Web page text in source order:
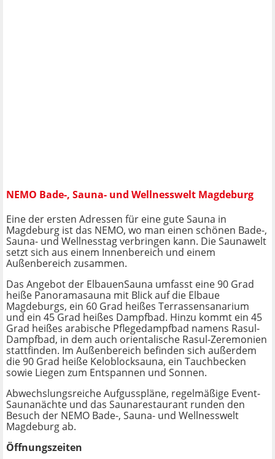
NEMO Bade-, Sauna- und Wellnesswelt Magdeburg
Eine der ersten Adressen für eine gute Sauna in
Magdeburg ist das NEMO, wo man einen schönen Bade-,
Sauna- und Wellnesstag verbringen kann. Die Saunawelt
setzt sich aus einem Innenbereich und einem
Außenbereich zusammen.
Das Angebot der ElbauenSauna umfasst eine 90 Grad
heiße Panoramasauna mit Blick auf die Elbaue
Magdeburgs, ein 60 Grad heißes Terrassensanarium
und ein 45 Grad heißes Dampfbad. Hinzu kommt ein 45
Grad heißes arabische Pflegedampfbad namens Rasul-
Dampfbad, in dem auch orientalische Rasul-Zeremonien
stattfinden. Im Außenbereich befinden sich außerdem
die 90 Grad heiße Keloblocksauna, ein Tauchbecken
sowie Liegen zum Entspannen und Sonnen.
Abwechslungsreiche Aufgusspläne, regelmäßige Event-
Saunanächte und das Saunarestaurant runden den
Besuch der NEMO Bade-, Sauna- und Wellnesswelt
Magdeburg ab.
Öffnungszeiten